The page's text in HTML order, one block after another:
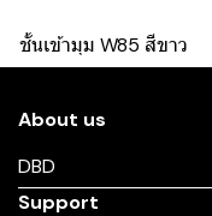
ชั้นเข้ามุม W85 สีขาว
About us
DBD
Support